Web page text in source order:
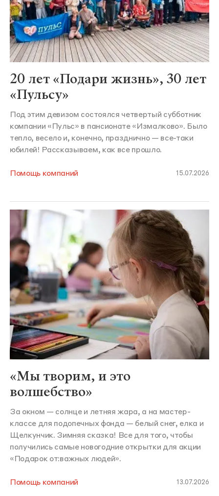
20 лет «Подари жизнь», 30 лет
«Пульсу»
Под этим девизом состоялся четвертый субботник
компании «Пульс» в пансионате «Измалково». Было
тепло, весело и, конечно, празднично — все-таки
юбилей! Рассказываем, как все прошло.
Помощь компаний 15.07.2026
«Мы творим, и это
волшебство»
За окном — солнце и летняя жара, а на мастер-
классе для подопечных фонда — белый снег, елка и
Щелкунчик. Зимняя сказка! Все для того, чтобы
получились самые новогодние открытки для акции
«Подарок от:важных людей».
Помощь компаний 13.07.2026